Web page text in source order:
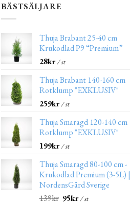
BÄSTSÄLJARE
Thuja Brabant 25-40 cm
Krukodlad P9 “Premium”
28kr/ st
Thuja Brabant 140-160 cm
Rotklump "EXKLUSIV"
259kr/ st
Thuja Smaragd 120-140 cm
Rotklump "EXKLUSIV"
199kr/ st
Thuja Smaragd 80-100 cm -
Krukodlad Premium (3-5L) |
NordensGård Sverige
139kr 95kr/ st